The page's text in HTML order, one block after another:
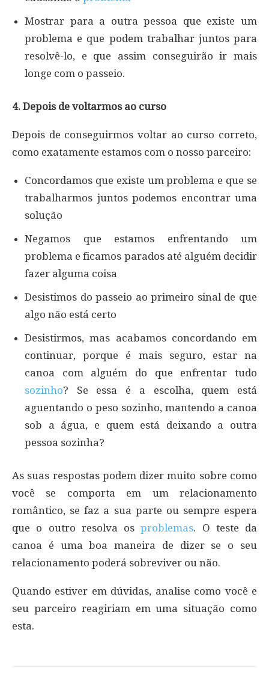
Mostrar para a outra pessoa que existe um
problema e que podem trabalhar juntos para
resolvê-lo, e que assim conseguirão ir mais
longe com o passeio.
4. Depois de voltarmos ao curso
Depois de conseguirmos voltar ao curso correto,
como exatamente estamos com o nosso parceiro:
Concordamos que existe um problema e que se
trabalharmos juntos podemos encontrar uma
solução
Negamos que estamos enfrentando um
problema e ficamos parados até alguém decidir
fazer alguma coisa
Desistimos do passeio ao primeiro sinal de que
algo não está certo
Desistirmos, mas acabamos concordando em
continuar, porque é mais seguro, estar na
canoa com alguém do que enfrentar tudo
sozinho? Se essa é a escolha, quem está
aguentando o peso sozinho, mantendo a canoa
sob a água, e quem está deixando a outra
pessoa sozinha?
As suas respostas podem dizer muito sobre como
você se comporta em um relacionamento
romântico, se faz a sua parte ou sempre espera
que o outro resolva osproblemas. O teste da
canoa é uma boa maneira de dizer se o seu
relacionamento poderá sobreviver ou não.
Quando estiver em dúvidas, analise como você e
seu parceiro reagiriam em uma situação como
esta.